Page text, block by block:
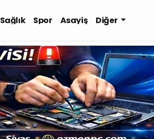
Sağlık Spor Asayiş Diğer